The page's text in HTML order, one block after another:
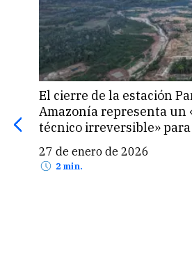
El cierre de la estación
Amazonía representa un
técnico irreversible»
27 de enero de 2026
2 min.